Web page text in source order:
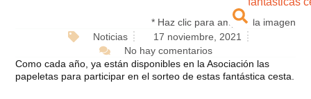
* Haz clic para ampliar la imagen
Noticias
17 noviembre, 2021
No hay comentarios
Como cada año, ya están disponibles en la Asociación las
papeletas para participar en el sorteo de estas fantástica cesta.